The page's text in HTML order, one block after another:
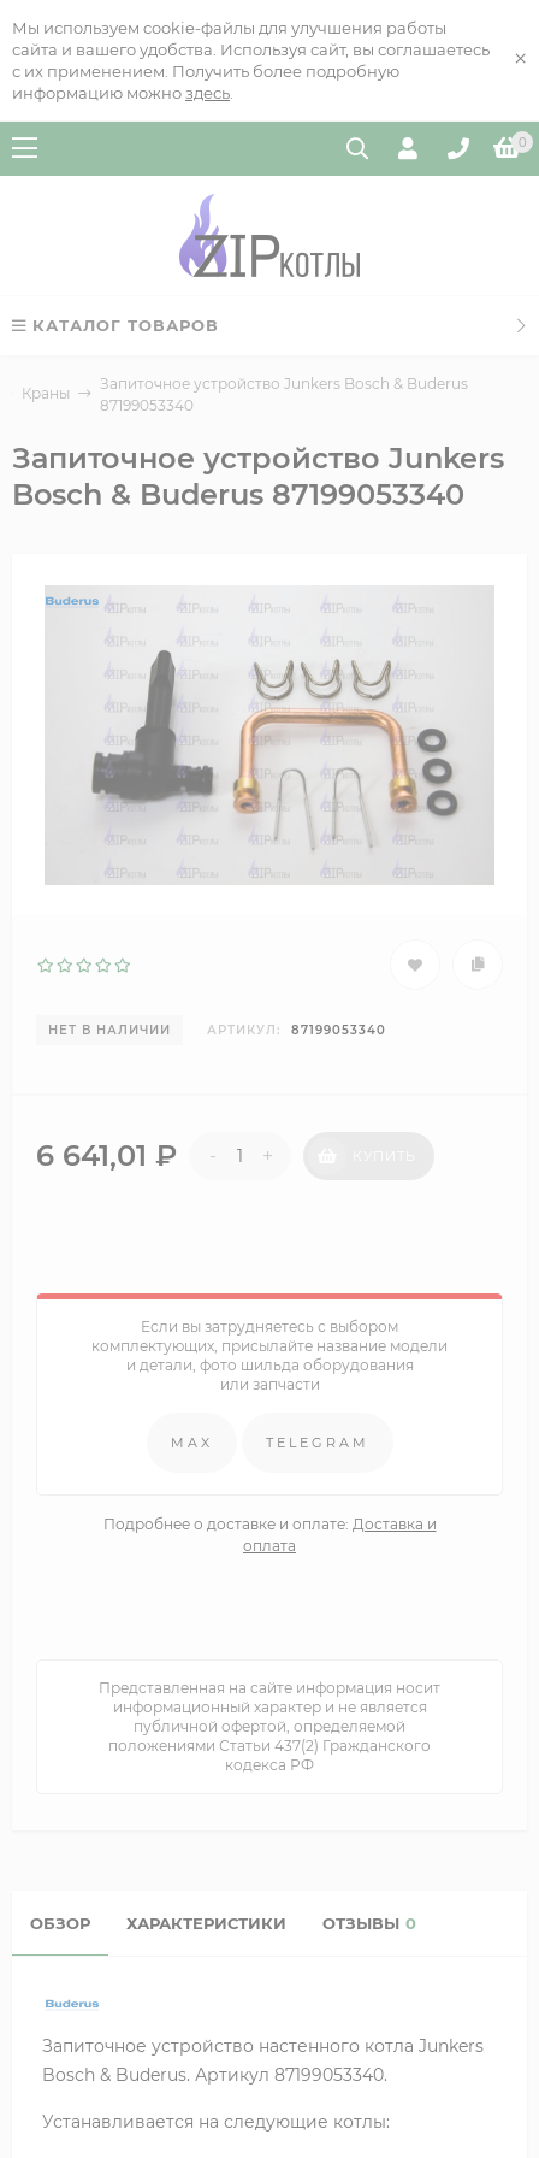
Мы используем cookie-файлы для улучшения работы
сайта и вашего удобства. Используя сайт, вы соглашаетесь
с их применением. Получить более подробную
информацию можно здесь
×
0
КАТАЛОГ ТОВАРОВ
Краны
Запиточное устройство Junkers Bosch & Buderus
87199053340
Запиточное устройство Junkers
Bosch & Buderus 87199053340
НЕТ В НАЛИЧИИ АРТИКУЛ: 87199053340
6 641,01 ₽ - +
Если вы затрудняетесь с выбором
комплектующих, присылайте название модели
и детали, фото шильда оборудования
или запчасти
MAX TELEGRAM
Подробнее о доставке и оплате: Доставка и
оплата
Представленная на сайте информация носит
информационный характер и не является
публичной офертой, определяемой
положениями Статьи 437(2) Гражданского
кодекса РФ
ОБЗОР ХАРАКТЕРИСТИКИ ОТЗЫВЫ 0
Запиточное устройство настенного котла Junkers
Bosch & Buderus. Артикул 87199053340.
Устанавливается на следующие котлы: